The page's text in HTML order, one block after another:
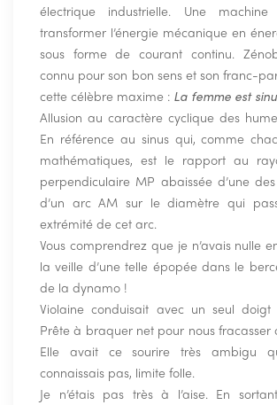
électrique industrielle. Une
transformer l’énergie mécanique en
sous forme de courant continu.
connu pour son bon sens et son franc-
cette célèbre maxime : La femme est
Allusion au caractère cyclique des
En référence au sinus qui, comme
mathématiques, est le rapport au
perpendiculaire MP abaissée d’une
d’un arc AM sur le diamètre qui
extrémité de cet arc.
Vous comprendrez que je n’avais nulle
la veille d’une telle épopée dans le
de la dynamo !
Violaine conduisait avec un seul
Prête à braquer net pour nous fracasser
Elle avait ce sourire très ambigu
connaissais pas, limite folle.
Je n’étais pas très à l’aise. En